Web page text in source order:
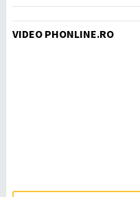
VIDEO PHONLINE.RO